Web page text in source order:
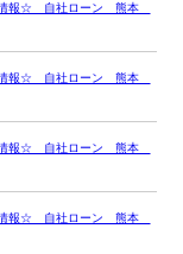
報☆ 自社ローン 熊本
報☆ 自社ローン 熊本
報☆ 自社ローン 熊本
報☆ 自社ローン 熊本